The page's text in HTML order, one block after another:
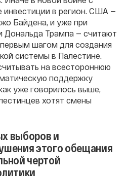
инвестиции в регион. США —
Байдена, и уже при
Дональда Трампа — считают
шагом для создания
системы в Палестине.
на всестороннюю
поддержку
уже говорилось выше,
хотят смены
выборов и
этого обещания
чертой